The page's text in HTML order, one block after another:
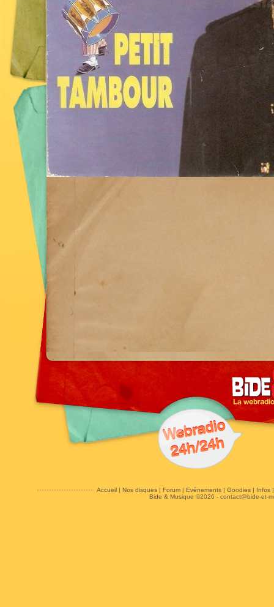
Accueil| Nos disques| Forum| Evénements| Goodies| Infos
Bide & Musique ©2026 - contact@bide-et-